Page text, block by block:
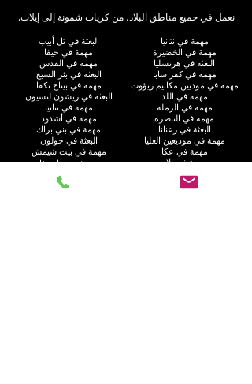
نعمل في جميع مناطق البلاد، من كريات شمونة إلى إيلات.
مهمة في نتانيا
مهمة في الخضيرة
البعثة في هرتسليا
مهمة في كفر سابا
مهمة في موديين مكابيم ريؤوت
البعثة في تل أبيب
مهمة في حيفا
مهمة في القدس
البعثة في بئر السبع
مهمة في بيتاح تكفا
مهمة في اللد
مهمة في الرملة
مهمة في الناصرة
البعثة في رعنانا
مهمة في موديعين العليا
البعثة في ريشون لتسيون
مهمة في نتانيا
مهمة في أشدود
مهمة في بني براك
البعثة في حولون
مهمة في بيت شيمش
مهمة في عكا
مهمة في إلاد
مهمة في هود هشارون
البعثة في كريات موتسكين
مهمة في رامات غان
البعثة في عسقلان
البعثة في رحوفوت